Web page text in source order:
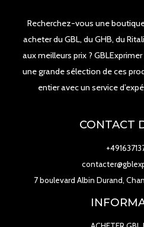
Recherchez-vous une
acheter du GBL, du GHB, du
aux meilleurs prix ?
une grande sélection de ces
entier avec un service
CONTACT
7 boulevard Albin Durand,